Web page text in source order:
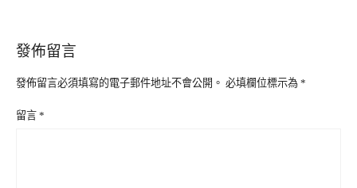
發佈留言
發佈留言必須填寫的電子郵件地址不會公開。 必填欄位標示為 *
留言 *